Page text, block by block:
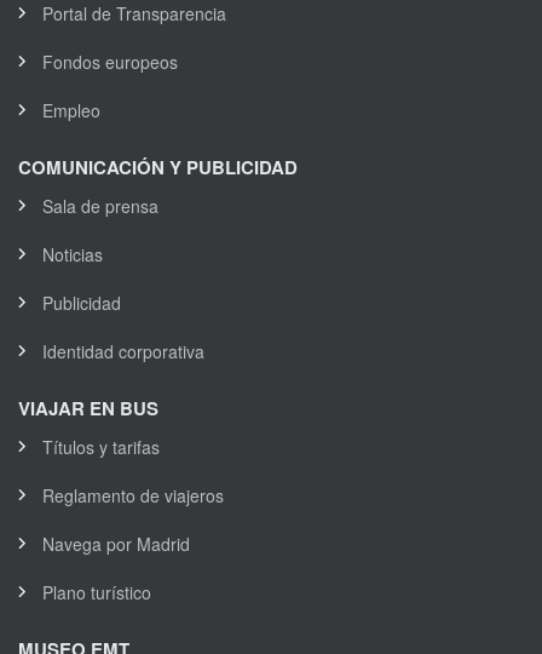
Portal de Transparencia
Fondos europeos
Empleo
COMUNICACIÓN Y PUBLICIDAD
Sala de prensa
Noticias
Publicidad
Identidad corporativa
VIAJAR EN BUS
Títulos y tarifas
Reglamento de viajeros
Navega por Madrid
Plano turístico